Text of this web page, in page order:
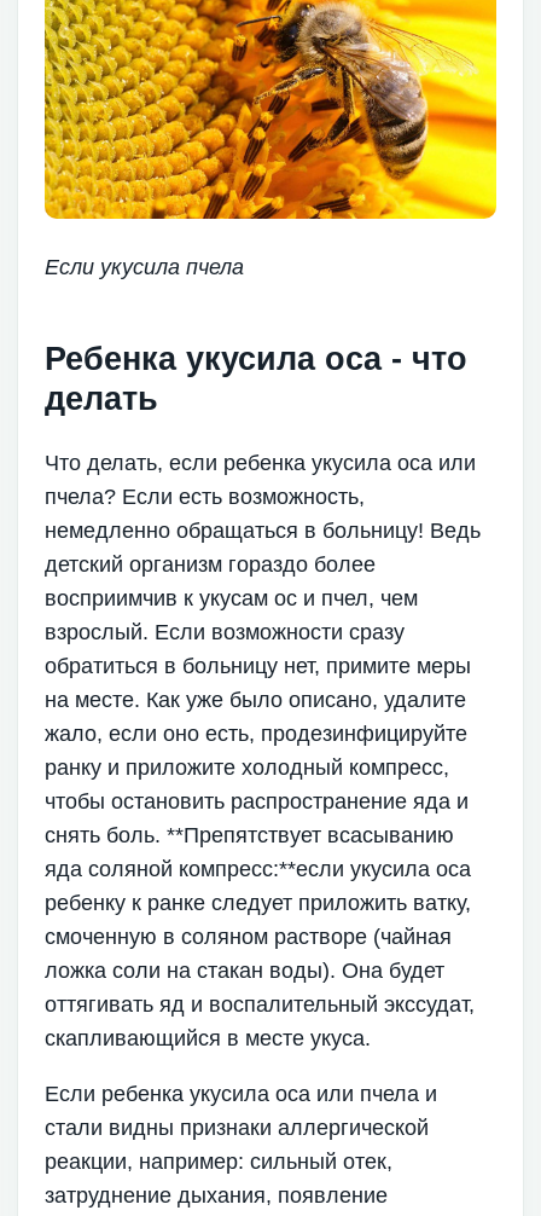
Если укусила пчела
Ребенка укусила оса - что
делать
Что делать, если ребенка укусила оса или
пчела? Если есть возможность,
немедленно обращаться в больницу! Ведь
детский организм гораздо более
восприимчив к укусам ос и пчел, чем
взрослый. Если возможности сразу
обратиться в больницу нет, примите меры
на месте. Как уже было описано, удалите
жало, если оно есть, продезинфицируйте
ранку и приложите холодный компресс,
чтобы остановить распространение яда и
снять боль. **Препятствует всасыванию
яда соляной компресс:**если укусила оса
ребенку к ранке следует приложить ватку,
смоченную в соляном растворе (чайная
ложка соли на стакан воды). Она будет
оттягивать яд и воспалительный экссудат,
скапливающийся в месте укуса.
Если ребенка укусила оса или пчела и
стали видны признаки аллергической
реакции, например: сильный отек,
затруднение дыхания, появление